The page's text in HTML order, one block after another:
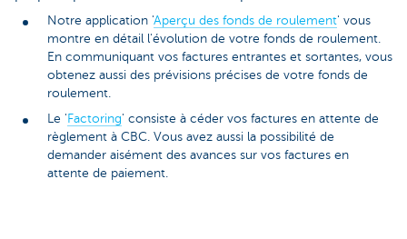
Notre application 'Aperçu des fonds de roulement' vous
montre en détail l'évolution de votre fonds de roulement.
En communiquant vos factures entrantes et sortantes, vous
obtenez aussi des prévisions précises de votre fonds de
roulement.
Le ' Factoring' consiste à céder vos factures en attente de
règlement à CBC. Vous avez aussi la possibilité de
demander aisément des avances sur vos factures en
attente de paiement.